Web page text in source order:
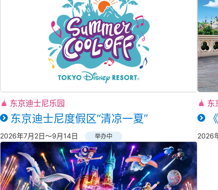
东京迪士尼乐园
东京迪士尼度假区“清凉一夏”
2026年7月2日～9月14日 举办中
东
2026